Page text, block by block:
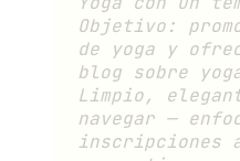
Objetivo:
de yoga y
blog sobre
Limpio,
navegar —
inscripciones